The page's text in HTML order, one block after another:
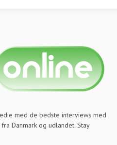
med de bedste interviews med
Danmark og udlandet. Stay